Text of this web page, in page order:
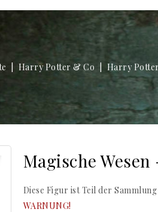
Harry Potter & Co Harry Potter
Magische
Diese Figur ist Teil der
WARNUNG!